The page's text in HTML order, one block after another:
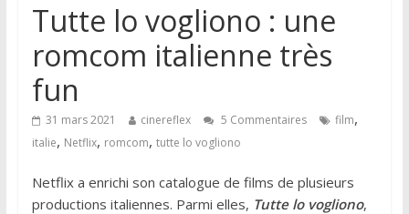
Tutte lo vogliono : une
romcom italienne très
fun
31 mars 2021 cinereflex 5 Commentaires film,
italie, Netflix, romcom, tutte lo vogliono
Netflix a enrichi son catalogue de films de plusieurs
productions italiennes. Parmi elles, Tutte lo vogliono,